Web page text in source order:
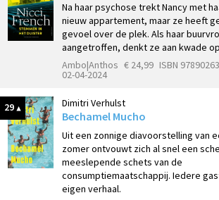
Na haar psychose trekt Nancy met
nieuw appartement, maar ze heeft
gevoel over de plek. Als haar
aangetroffen, denkt ze aan kwade
Ambo|Anthos € 24,99 ISBN
02-04-2024
29 Dimitri Verhulst
Bechamel Mucho
Uit een zonnige diavoorstelling van
zomer ontvouwt zich al snel een
meeslepende schets van de
consumptiemaatschappij. Iedere
eigen verhaal.